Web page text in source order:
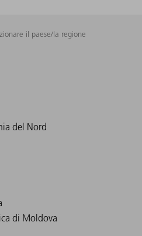
il paese/la regione